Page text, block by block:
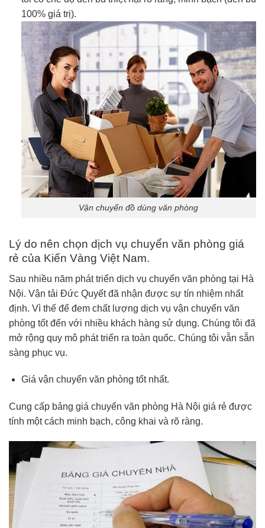
100% giá trị).
Vận chuyển đồ dùng văn phòng
Lý do nên chọn dịch vụ chuyển văn phòng giá
rẻ của Kiến Vàng Việt Nam.
Sau nhiều năm phát triển dịch vụ chuyển văn phòng tại Hà
Nội. Vận tải Đức Quyết đã nhận được sự tín nhiệm nhất
định. Vì thế để đem chất lượng dịch vụ vận chuyển văn
phòng tốt đến với nhiều khách hàng sử dụng. Chúng tôi đã
mở rộng quy mô phát triển ra toàn quốc. Chúng tôi vẫn sẵn
sàng phục vụ.
Giá vận chuyển văn phòng tốt nhất.
Cung cấp bảng giá chuyển văn phòng Hà Nội giá rẻ được
tính một cách minh bạch, công khai và rõ ràng.